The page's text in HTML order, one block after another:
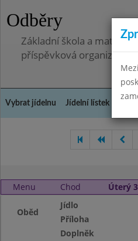
Odběry
Základní škola a
příspěvková organizace
Vybrat jídelnu Jídelní lístek
Menu Chod Úterý
Oběd
Jídlo
Příloha
Doplněk